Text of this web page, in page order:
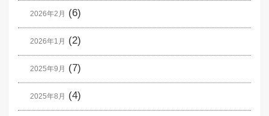
2026年2月 (6)
2026年1月 (2)
2025年9月 (7)
2025年8月 (4)